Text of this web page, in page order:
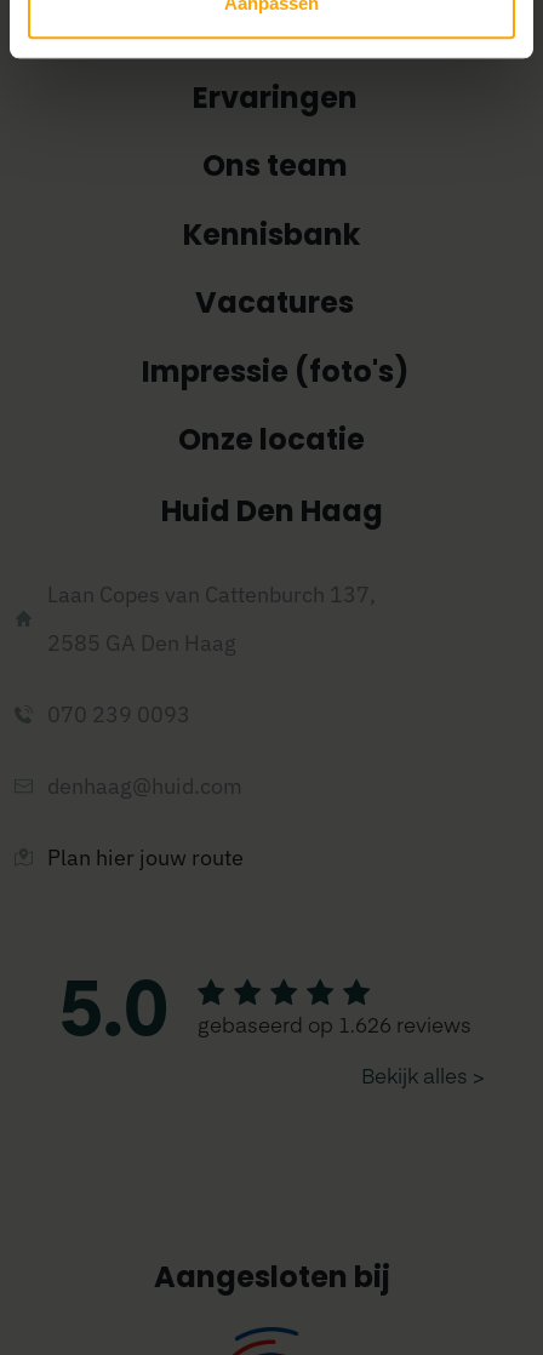
Webshop
Ervaringen
Ons team
Kennisbank
Vacatures
Impressie (foto's)
Onze locatie
Huid Den Haag
Laan Copes van Cattenburch 137,
2585 GA Den Haag
070 239 0093
denhaag@huid.com
Plan hier jouw route
Aangesloten bij